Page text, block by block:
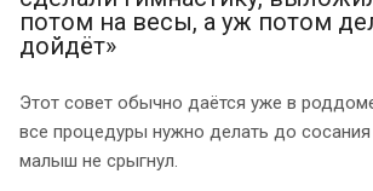
потом на весы, а уж потом
дойдёт»
Этот совет обычно даётся уже в
все процедуры нужно делать до сосания
малыш не срыгнул.